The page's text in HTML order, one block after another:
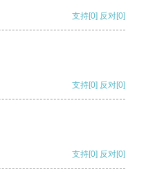
支持[0] 反对[0]
支持[0] 反对[0]
支持[0] 反对[0]